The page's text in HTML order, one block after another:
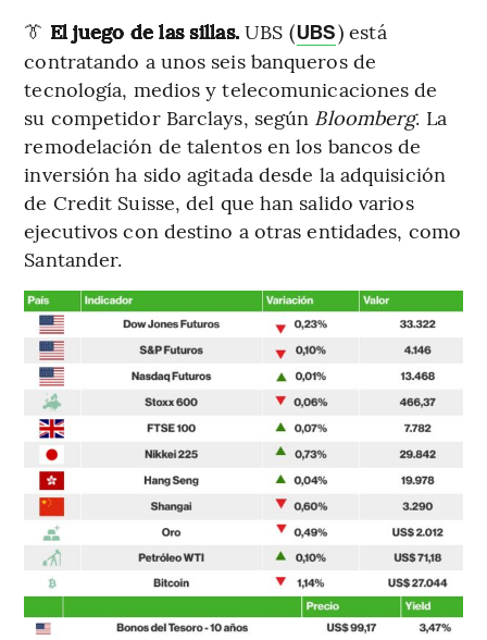
👔 El juego de las sillas. UBS (UBS) está
contratando a unos seis banqueros de
tecnología, medios y telecomunicaciones de
su competidor Barclays, según Bloomberg. La
remodelación de talentos en los bancos de
inversión ha sido agitada desde la adquisición
de Credit Suisse, del que han salido varios
ejecutivos con destino a otras entidades, como
Santander.